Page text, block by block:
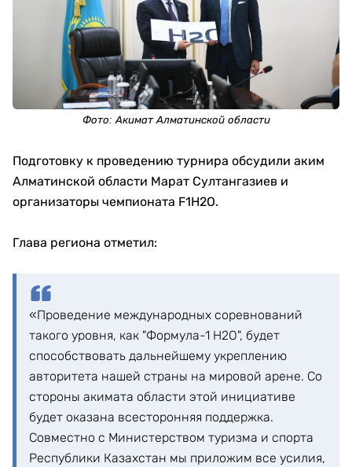
Фото:Акимат Алматинской области
Подготовку к проведению турнира обсудили аким
Алматинской области Марат Султангазиев и
организаторы чемпионата F1H2O.
Глава региона отметил:
«Проведение международных соревнований
такого уровня, как "Формула-1 H2O", будет
способствовать дальнейшему укреплению
авторитета нашей страны на мировой арене. Со
стороны акимата области этой инициативе
будет оказана всесторонняя поддержка.
Совместно с Министерством туризма и спорта
Республики Казахстан мы приложим все усилия,